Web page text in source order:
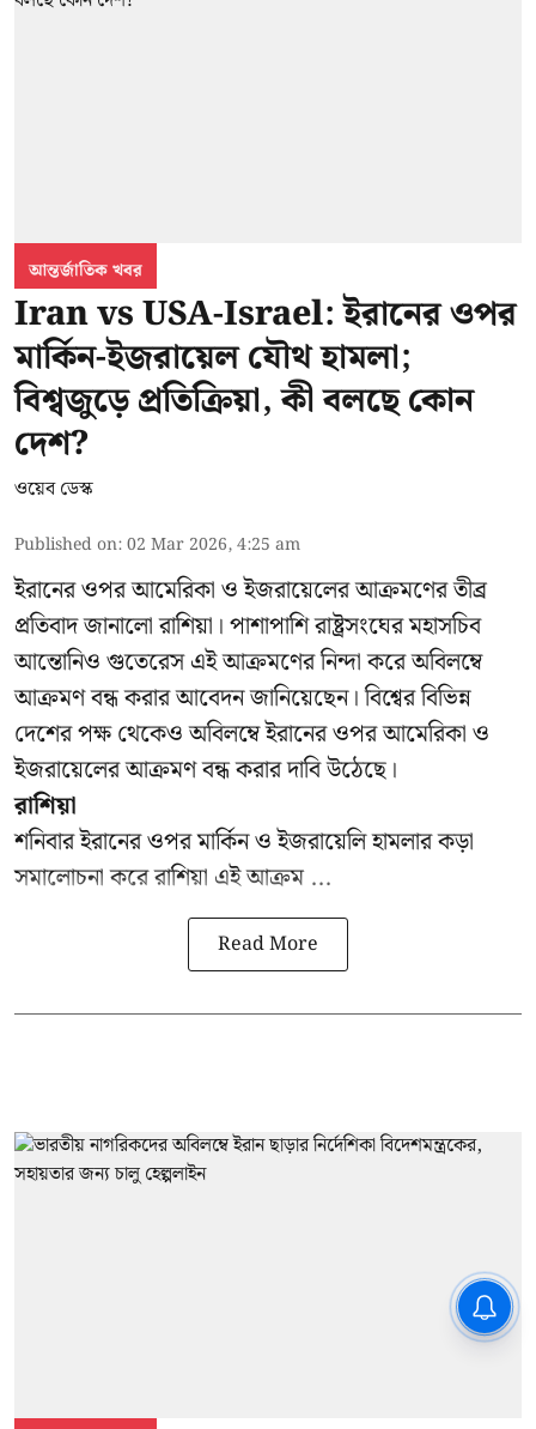
আন্তর্জাতিক খবর
Iran vs USA-Israel: ইরানের ওপর
মার্কিন-ইজরায়েল যৌথ হামলা;
বিশ্বজুড়ে প্রতিক্রিয়া, কী বলছে কোন
দেশ?
ওয়েব ডেস্ক
Published on:02 Mar 2026, 4:25 am
ইরানের ওপর আমেরিকা ও ইজরায়েলের আক্রমণের তীব্র
প্রতিবাদ জানালো রাশিয়া। পাশাপাশি রাষ্ট্রসংঘের মহাসচিব
আন্তোনিও গুতেরেস এই আক্রমণের নিন্দা করে অবিলম্বে
আক্রমণ বন্ধ করার আবেদন জানিয়েছেন। বিশ্বের বিভিন্ন
দেশের পক্ষ থেকেও অবিলম্বে ইরানের ওপর আমেরিকা ও
ইজরায়েলের আক্রমণ বন্ধ করার দাবি উঠেছে।
রাশিয়া
শনিবার ইরানের ওপর মার্কিন ও ইজরায়েলি হামলার কড়া
সমালোচনা করে রাশিয়া এই আক্রম ...
Read More